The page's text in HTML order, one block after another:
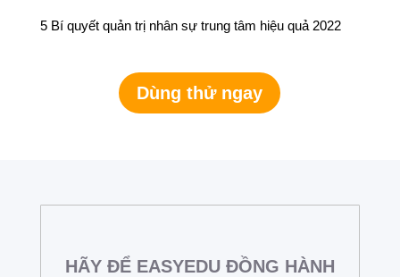
5 Bí quyết quản trị nhân sự trung tâm hiệu quả 2022
Dùng thử ngay
HÃY ĐỂ EASYEDU ĐỒNG HÀNH